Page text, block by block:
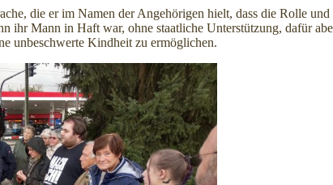
die er im Namen der Angehörigen hielt, dass die Rolle
ihr Mann in Haft war, ohne staatliche Unterstützung, dafür
unbeschwerte Kindheit zu ermöglichen.